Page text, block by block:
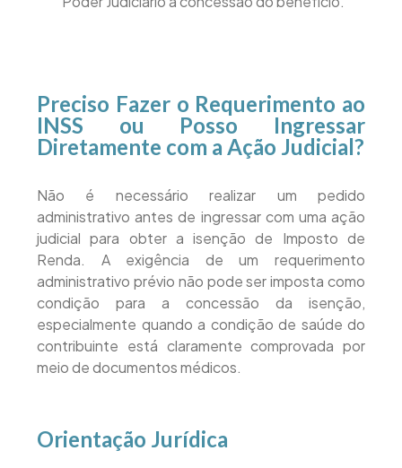
Preciso Fazer o Requerimento ao
INSS ou Posso Ingressar
Diretamente com a Ação Judicial?
Não é necessário realizar um pedido
administrativo antes de ingressar com uma ação
judicial para obter a isenção de Imposto de
Renda. A exigência de um requerimento
administrativo prévio não pode ser imposta como
condição para a concessão da isenção,
especialmente quando a condição de saúde do
contribuinte está claramente comprovada por
meio de documentos médicos.
Orientação Jurídica